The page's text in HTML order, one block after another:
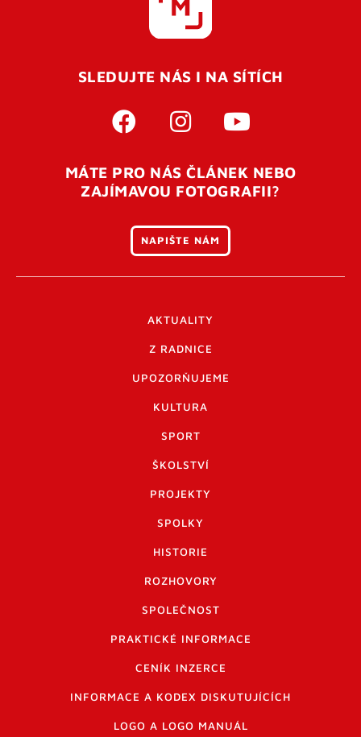
SLEDUJTE NÁS I NA SÍTÍCH
MÁTE PRO NÁS ČLÁNEK NEBO
ZAJÍMAVOU FOTOGRAFII?
NAPIŠTE NÁM
AKTUALITY
Z RADNICE
UPOZORŇUJEME
KULTURA
SPORT
ŠKOLSTVÍ
PROJEKTY
SPOLKY
HISTORIE
ROZHOVORY
SPOLEČNOST
PRAKTICKÉ INFORMACE
CENÍK INZERCE
INFORMACE A KODEX DISKUTUJÍCÍCH
LOGO A LOGO MANUÁL